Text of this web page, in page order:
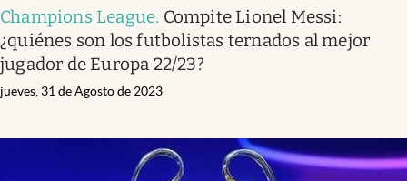
Champions League. Compite Lionel Messi:
¿quiénes son los futbolistas ternados al mejor
jugador de Europa 22/23?
jueves, 31 de Agosto de 2023